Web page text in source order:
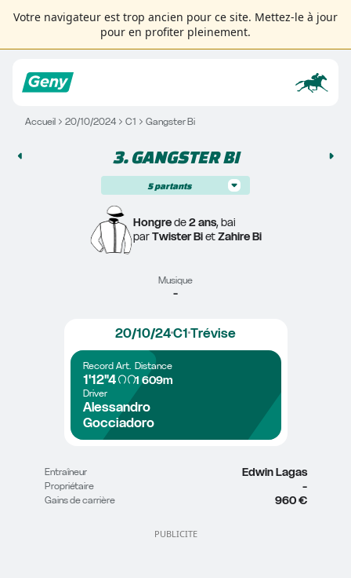
Votre navigateur est trop ancien pour ce site. Mettez-le à jour
pour en profiter pleinement.
Accueil 20/10/2024 C1 Gangster Bi
3. GANGSTER BI
5 partants
Hongre de 2 ans, bai
par Twister Bi et Zahire Bi
Musique
-
20/10/24C1 Trévise
Record
1'12"4
Art. Distance
1 609m
Driver
Alessandro
Gocciadoro
Entraîneur Edwin Lagas
Propriétaire -
Gains de carrière 960 €